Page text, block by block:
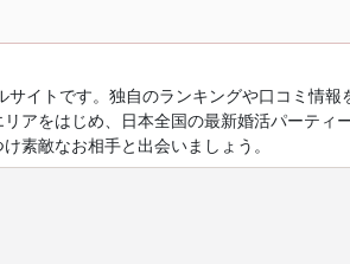
イトです。独自のランキングや口コミ情
アをはじめ、日本全国の最新婚活パーテ
素敵なお相手と出会いましょう。